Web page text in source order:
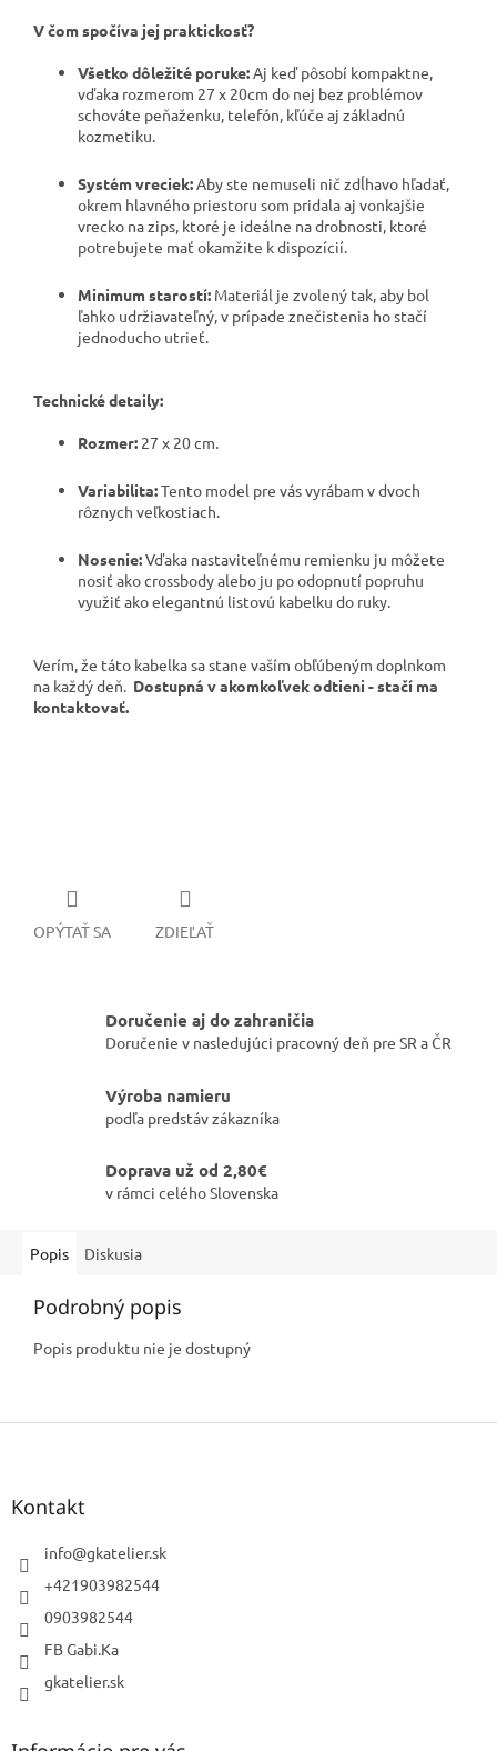
V čom spočíva jej praktickosť?
Všetko dôležité poruke:Aj keď pôsobí kompaktne,
vďaka rozmerom 27 x 20cm do nej bez problémov
schováte peňaženku, telefón, kľúče aj základnú
kozmetiku.
Systém vreciek:Aby ste nemuseli nič zdĺhavo hľadať,
okrem hlavného priestoru som pridala aj vonkajšie
vrecko na zips, ktoré je ideálne na drobnosti, ktoré
potrebujete mať okamžite k dispozícií.
Minimum starostí: Materiál je zvolený tak, aby bol
ľahko udržiavateľný, v prípade znečistenia ho stačí
jednoducho utrieť.
Technické detaily:
Rozmer: 27 x 20 cm.
Variabilita:Tento model pre vás vyrábam v dvoch
rôznych veľkostiach.
Nosenie:Vďaka nastaviteľnému remienku ju môžete
nosiť ako crossbody alebo ju po odopnutí popruhu
využiť ako elegantnú listovú kabelku do ruky.
Verím, že táto kabelka sa stane vaším obľúbeným doplnkom
na každý deň. Dostupná v akomkoľvek odtieni - stačí ma
kontaktovať.
OPÝTAŤ SA ZDIEĽAŤ
Doručenie aj do zahraničia
Doručenie v nasledujúci pracovný deň pre SR a ČR
Výroba namieru
podľa predstáv zákazníka
Doprava už od 2,80€
v rámci celého Slovenska
Popis Diskusia
Podrobný popis
Popis produktu nie je dostupný
Z
Kontakt
info@gkatelier.sk
+421903982544
0903982544
FB Gabi.Ka
gkatelier.sk